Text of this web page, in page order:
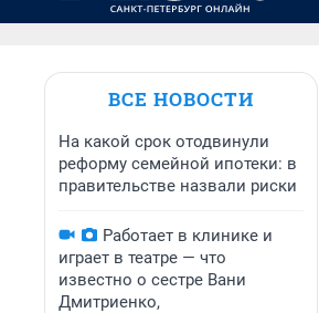
ВСЕ НОВОСТИ
На какой срок отодвинули
реформу семейной ипотеки: в
правительстве назвали риски
Работает в клинике и
играет в театре — что
известно о сестре Вани
Дмитриенко,